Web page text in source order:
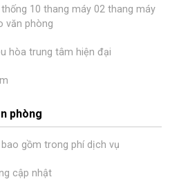
thống 10 thang máy 02 thang máy
văn phòng
hòa trung tâm hiện đại
phòng
gồm trong phí dịch vụ
cập nhật